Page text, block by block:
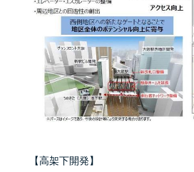
【高架下開発】